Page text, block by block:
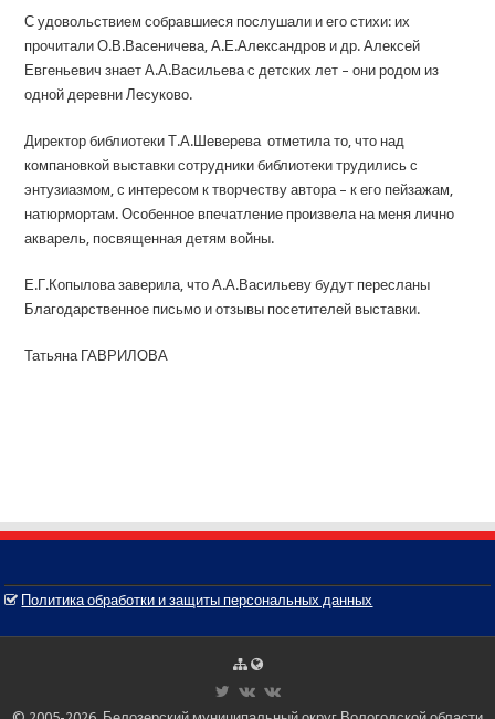
С удовольствием собравшиеся послушали и его стихи: их
прочитали О.В.Васеничева, А.Е.Александров и др. Алексей
Евгеньевич знает А.А.Васильева с детских лет – они родом из
одной деревни Лесуково.
Директор библиотеки Т.А.Шеверева отметила то, что над
компановкой выставки сотрудники библиотеки трудились с
энтузиазмом, с интересом к творчеству автора – к его пейзажам,
натюрмортам. Особенное впечатление произвела на меня лично
акварель, посвященная детям войны.
Е.Г.Копылова заверила, что А.А.Васильеву будут пересланы
Благодарственное письмо и отзывы посетителей выставки.
Татьяна ГАВРИЛОВА
Политика обработки и защиты персональных данных